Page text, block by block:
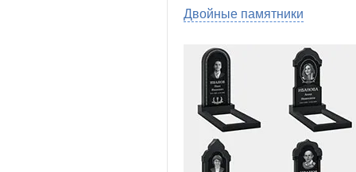
Двойные памятники